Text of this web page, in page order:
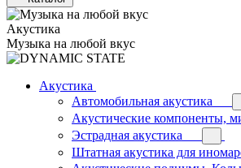
Акустика
Музыка на любой вкус
Акустика
Автомобильная акустика
Акустические компоненты,
Эстрадная акустика
Штатная акустика для